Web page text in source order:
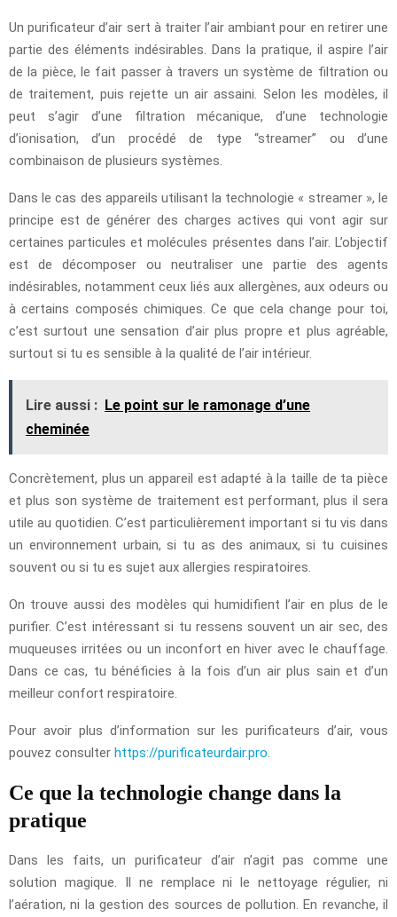
Un purificateur d’air sert à traiter l’air ambiant pour en retirer une
partie des éléments indésirables. Dans la pratique, il aspire l’air
de la pièce, le fait passer à travers un système de filtration ou
de traitement, puis rejette un air assaini. Selon les modèles, il
peut s’agir d’une filtration mécanique, d’une technologie
d’ionisation, d’un procédé de type “streamer” ou d’une
combinaison de plusieurs systèmes.
Dans le cas des appareils utilisant la technologie « streamer », le
principe est de générer des charges actives qui vont agir sur
certaines particules et molécules présentes dans l’air. L’objectif
est de décomposer ou neutraliser une partie des agents
indésirables, notamment ceux liés aux allergènes, aux odeurs ou
à certains composés chimiques. Ce que cela change pour toi,
c’est surtout une sensation d’air plus propre et plus agréable,
surtout si tu es sensible à la qualité de l’air intérieur.
Lire aussi : Le point sur le ramonage d’une
cheminée
Concrètement, plus un appareil est adapté à la taille de ta pièce
et plus son système de traitement est performant, plus il sera
utile au quotidien. C’est particulièrement important si tu vis dans
un environnement urbain, si tu as des animaux, si tu cuisines
souvent ou si tu es sujet aux allergies respiratoires.
On trouve aussi des modèles qui humidifient l’air en plus de le
purifier. C’est intéressant si tu ressens souvent un air sec, des
muqueuses irritées ou un inconfort en hiver avec le chauffage.
Dans ce cas, tu bénéficies à la fois d’un air plus sain et d’un
meilleur confort respiratoire.
Pour avoir plus d’information sur les purificateurs d’air, vous
pouvez consulter https://purificateurdair.pro
Ce que la technologie change dans la
pratique
Dans les faits, un purificateur d’air n’agit pas comme une
solution magique. Il ne remplace ni le nettoyage régulier, ni
l’aération, ni la gestion des sources de pollution. En revanche, il